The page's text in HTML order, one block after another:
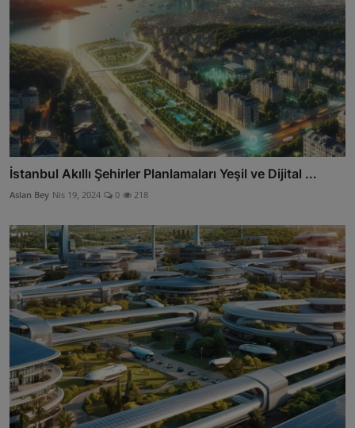
İstanbul Akıllı Şehirler Planlamaları Yeşil ve Dijital ...
Aslan Bey Nis 19, 2024 0 218